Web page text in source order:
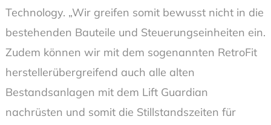
Technology. „Wir greifen somit bewusst nicht in die
bestehenden Bauteile und Steuerungseinheiten ein.
Zudem können wir mit dem sogenannten RetroFit
herstellerübergreifend auch alle alten
Bestandsanlagen mit dem Lift Guardian
nachrüsten und somit die Stillstandszeiten für